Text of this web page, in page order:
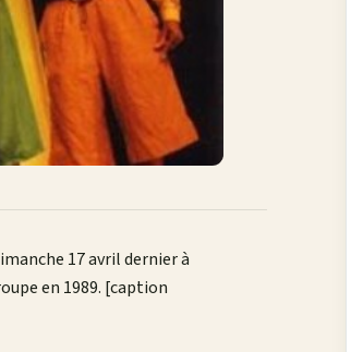
17 avril dernier à
en 1989. [caption